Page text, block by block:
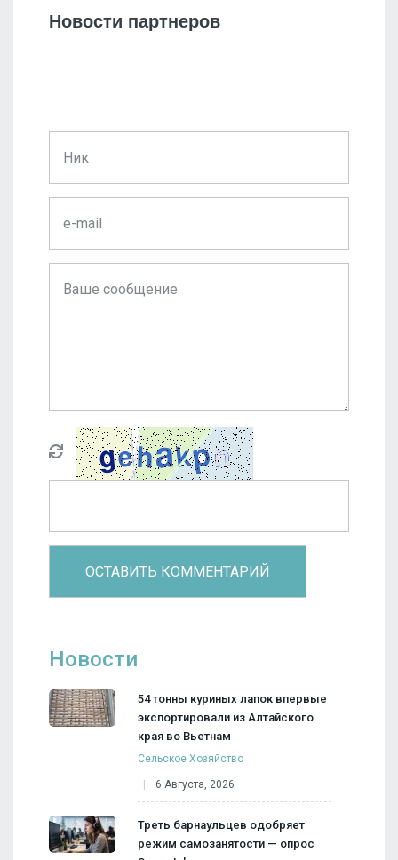
Новости партнеров
Новости
54 тонны куриных лапок впервые
экспортировали из Алтайского
края во Вьетнам
Сельское Хозяйство
6 Августа, 2026
Треть барнаульцев одобряет
режим самозанятости — опрос